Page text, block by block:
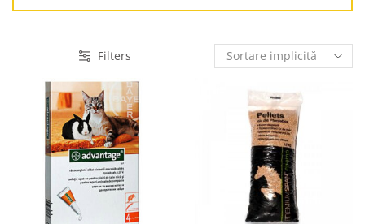
Filters